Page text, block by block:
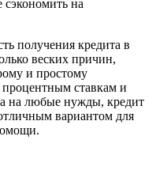
на
получения кредита в
веских причин,
и простому
ставкам и
на любые нужды, кредит
вариантом для